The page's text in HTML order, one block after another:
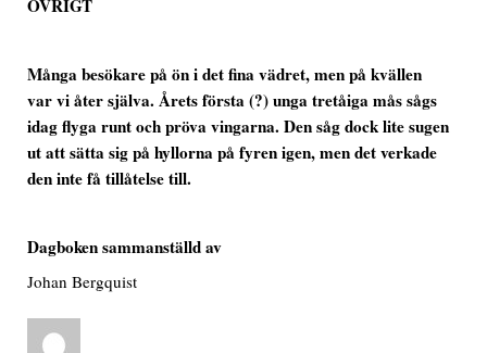
ÖVRIGT
Många besökare på ön i det fina vädret, men på kvällen
var vi åter själva. Årets första (?) unga tretåiga mås sågs
idag flyga runt och pröva vingarna. Den såg dock lite sugen
ut att sätta sig på hyllorna på fyren igen, men det verkade
den inte få tillåtelse till.
Dagboken sammanställd av
Johan Bergquist